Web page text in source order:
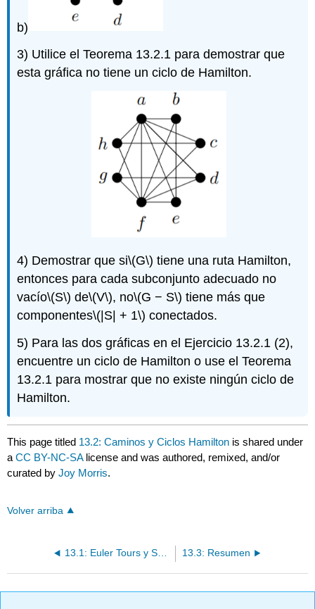
b)
3) Utilice el Teorema 13.2.1 para demostrar que
esta gráfica no tiene un ciclo de Hamilton.
4) Demostrar que si\(G\) tiene una ruta Hamilton,
entonces para cada subconjunto adecuado no
vacío\(S\) de\(V\), no\(G − S\) tiene más que
componentes\(|S| + 1\) conectados.
5) Para las dos gráficas en el Ejercicio 13.2.1 (2),
encuentre un ciclo de Hamilton o use el Teorema
13.2.1 para mostrar que no existe ningún ciclo de
Hamilton.
This page titled 13.2: Caminos y Ciclos Hamilton is shared under
aCC BY-NC-SA license and was authored, remixed, and/or
curated byJoy Morris.
Volver arriba
13.1: Euler Tours y Senderos 13.3: Resumen